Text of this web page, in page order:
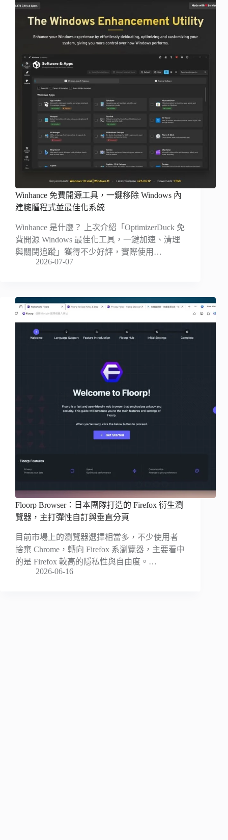
Winhance 免費開源工具，一鍵移除 Windows 內
建臃腫程式並最佳化系統
Winhance 是什麼？ 上次介紹「OptimizerDuck 免
費開源 Windows 最佳化工具，一鍵加速、清理
與關閉追蹤」獲得不少好評，實際使用…
2026-07-07
Floorp Browser：日本團隊打造的 Firefox 衍生瀏
覽器，主打彈性自訂與垂直分頁
目前市場上的瀏覽器選擇相當多，不少使用者
捨棄 Chrome，轉向 Firefox 系瀏覽器，主要看中
的是 Firefox 較高的隱私性與自由度。…
2026-06-16